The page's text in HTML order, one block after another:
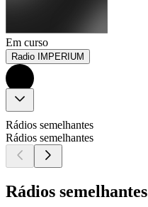
Em curso
Radio IMPERIUM
Rádios semelhantes
Rádios semelhantes
Rádios semelhantes